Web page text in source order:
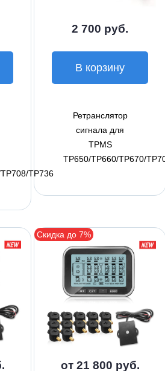
TP736
2 700 руб.
В корзину
Ретранслятор
сигнала для
TPMS
TP650/TP660/TP670/
Скидка до 7%
от 21 800 руб.